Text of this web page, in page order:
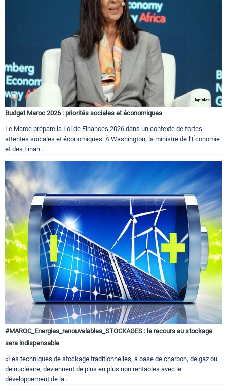
Budget Maroc 2026 : priorités sociales et économiques
Le Maroc prépare la Loi de Finances 2026 dans un contexte de fortes
attentes sociales et économiques. À Washington, la ministre de l’Économie
et des Finan...
#MAROC_Energies_renouvelables_STOCKAGES : le recours au stockage
sera indispensable
«Les techniques de stockage traditionnelles, à base de charbon, de gaz ou
de nucléaire, deviennent de plus en plus non rentables avec le
développement de la...